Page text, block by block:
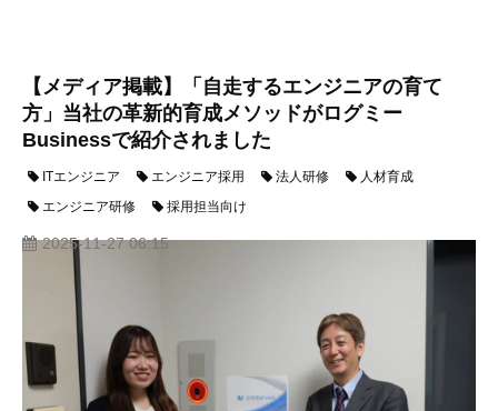
【メディア掲載】「自走するエンジニアの育て
方」当社の革新的育成メソッドがログミー
Businessで紹介されました
ITエンジニア エンジニア採用 法人研修
人材育成
エンジニア研修
採用担当向け
2025-11-27 06:15